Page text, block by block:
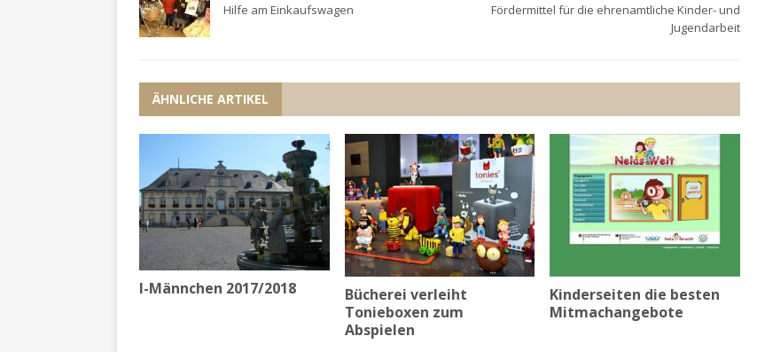
Hilfe am Einkaufswagen
Fördermittel für die ehrenamtliche Kinder- und
Jugendarbeit
ÄHNLICHE ARTIKEL
I-Männchen 2017/2018
Bücherei verleiht
Tonieboxen zum
Abspielen
Kinderseiten die besten
Mitmachangebote